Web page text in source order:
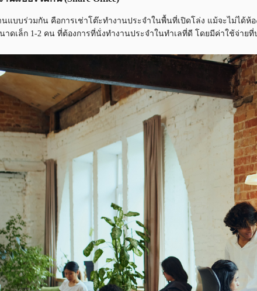
แบบร่วมกัน คือการเช่าโต๊ะทำงานประจำในพื้นที่เปิดโล่ง แม้จะไม่ได้
ดเล็ก 1-2 คน ที่ต้องการที่นั่งทำงานประจำในทำเลที่ดี โดยมีค่าใช้จ่าย